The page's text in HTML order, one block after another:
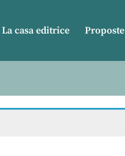
La casa editrice Proposte